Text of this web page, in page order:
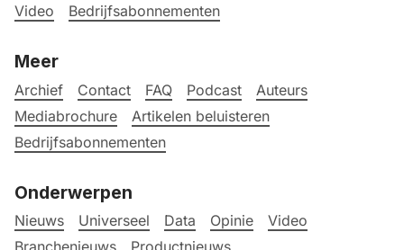
Video
Bedrijfsabonnementen
Meer
Archief Contact FAQ Podcast
Auteurs
Mediabrochure
Artikelen beluisteren
Bedrijfsabonnementen
Onderwerpen
Nieuws Universeel Data Opinie
Video